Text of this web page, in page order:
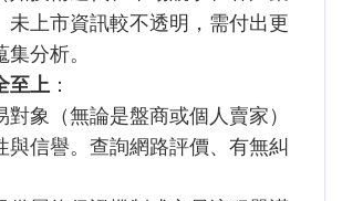
未上市資訊較不透明，需付出更
分析。
至上 ：
對象（無論是盤商或個人賣家）
與信譽。查詢網路評價、有無糾